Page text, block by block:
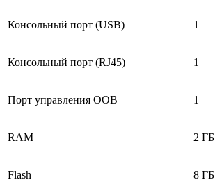
Консольный порт (USB) 1
Консольный порт (RJ45) 1
Порт управления OOB 1
RAM 2 ГБ
Flash 8 ГБ